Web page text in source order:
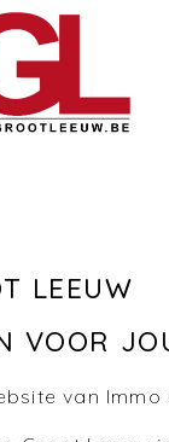
LEEUW
VOOR
van Immo